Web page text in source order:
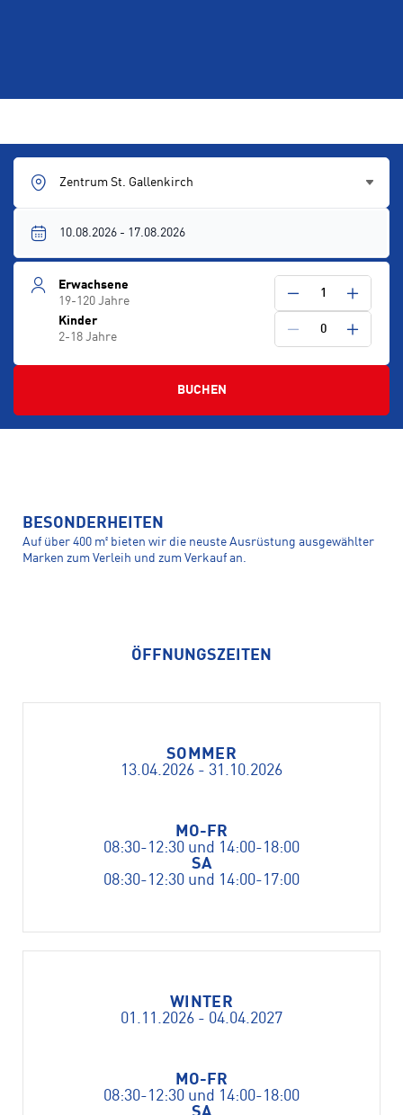
Zentrum St. Gallenkirch
Erwachsene
19-120 Jahre
1
Kinder
2-18 Jahre
0
BUCHEN
BESONDERHEITEN
Auf über 400 m² bieten wir die neuste Ausrüstung ausgewählter
Marken zum Verleih und zum Verkauf an.
ÖFFNUNGSZEITEN
SOMMER
13.04.2026 - 31.10.2026
MO-FR
08:30-12:30 und 14:00-18:00
SA
08:30-12:30 und 14:00-17:00
WINTER
01.11.2026 - 04.04.2027
MO-FR
08:30-12:30 und 14:00-18:00